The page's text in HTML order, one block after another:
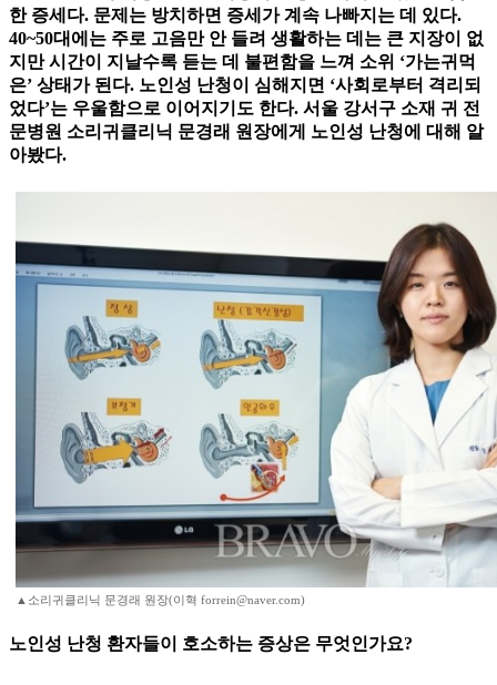
한 증세다. 문제는 방치하면 증세가 계속 나빠지는 데 있다.
40~50대에는 주로 고음만 안 들려 생활하는 데는 큰 지장이 없
지만 시간이 지날수록 듣는 데 불편함을 느껴 소위 ‘가는귀먹
은’ 상태가 된다. 노인성 난청이 심해지면 ‘사회로부터 격리되
었다’는 우울함으로 이어지기도 한다. 서울 강서구 소재 귀 전
문병원 소리귀클리닉 문경래 원장에게 노인성 난청에 대해 알
아봤다.
▲소리귀클리닉 문경래 원장(이혁 forrein@naver.com)
노인성 난청 환자들이 호소하는 증상은 무엇인가요?